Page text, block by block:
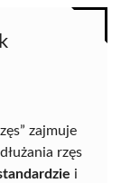
zajmuje
rzęs
i